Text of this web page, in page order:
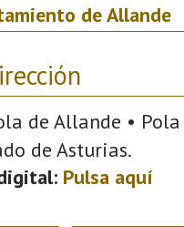
de Allande
de Allande •
de Asturias.
Pulsa aquí